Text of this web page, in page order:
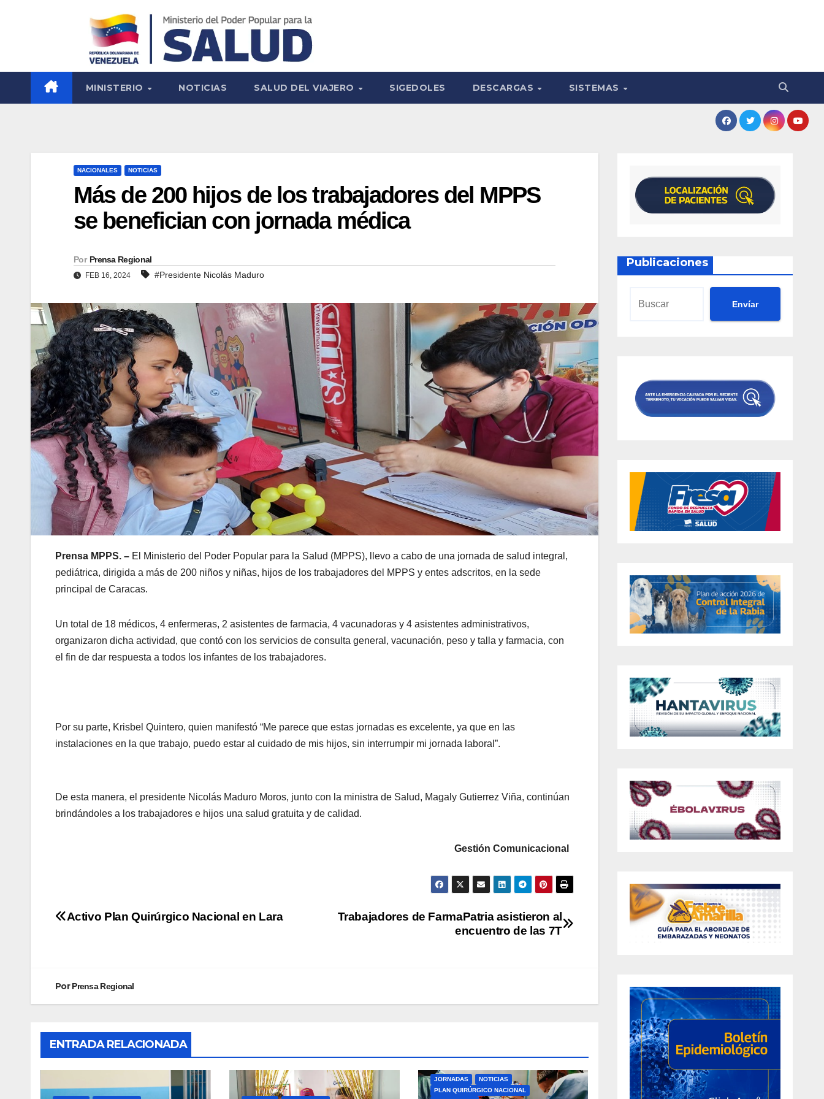
MINISTERIO NOTICIAS SALUD DEL VIAJERO SIGEDOLES DESCARGAS SISTEMAS
NACIONALES NOTICIAS
Más de 200 hijos de los trabajadores del MPPS
se benefician con jornada médica
Por Prensa Regional
FEB 16, 2024 #Presidente Nicolás Maduro
Prensa MPPS. – El Ministerio del Poder Popular para la Salud (MPPS), llevo a cabo de una jornada de salud integral,
pediátrica, dirigida a más de 200 niños y niñas, hijos de los trabajadores del MPPS y entes adscritos, en la sede
principal de Caracas.
Un total de 18 médicos, 4 enfermeras, 2 asistentes de farmacia, 4 vacunadoras y 4 asistentes administrativos,
organizaron dicha actividad, que contó con los servicios de consulta general, vacunación, peso y talla y farmacia, con
el fin de dar respuesta a todos los infantes de los trabajadores.
Por su parte, Krisbel Quintero, quien manifestó “Me parece que estas jornadas es excelente, ya que en las
instalaciones en la que trabajo, puedo estar al cuidado de mis hijos, sin interrumpir mi jornada laboral”.
De esta manera, el presidente Nicolás Maduro Moros, junto con la ministra de Salud, Magaly Gutierrez Viña, continúan
brindándoles a los trabajadores e hijos una salud gratuita y de calidad.
Gestión Comunicacional
Trabajadores de FarmaPatria asistieron al
encuentro de las 7T
Activo Plan Quirúrgico Nacional en Lara
PorPrensa Regional
ENTRADA RELACIONADA
JORNADAS
NOTICIAS
PLAN QUIRÚRGICO NACIONAL
Publicaciones
Envíar